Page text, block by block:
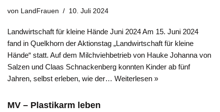
von LandFrauen 10. Juli 2024
Landwirtschaft für kleine Hände Juni 2024 Am 15. Juni 2024
fand in Quelkhorn der Aktionstag „Landwirtschaft für kleine
Hände“ statt. Auf dem Milchviehbetrieb von Hauke Johanna von
Salzen und Claas Schnackenberg konnten Kinder ab fünf
Jahren, selbst erleben, wie der… Weiterlesen »
MV – Plastikarm leben